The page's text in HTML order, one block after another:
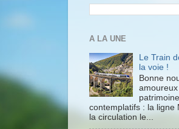
A LA UNE
Le Train
la voie !
Bonne
contemplatifs : la ligne
la circulation le...